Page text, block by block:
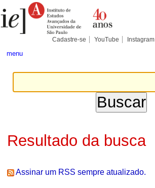
para
conteúdo.
Pessoais
Cadastre-se YouTube Instagram
menu
Resultado da busca
Assinar um RSS sempre atualizado.